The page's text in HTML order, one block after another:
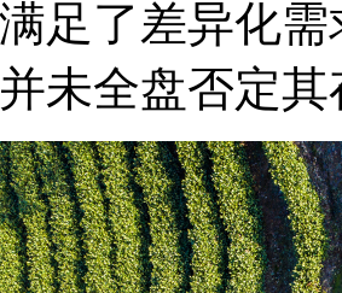
足了差异化
未全盘否定